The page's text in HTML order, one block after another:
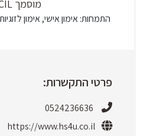
מוסמך CCIL
התמחות:אימון אישי, אימון
פרטי התקשרות:
0524236636
https://www.hs4u.co.il